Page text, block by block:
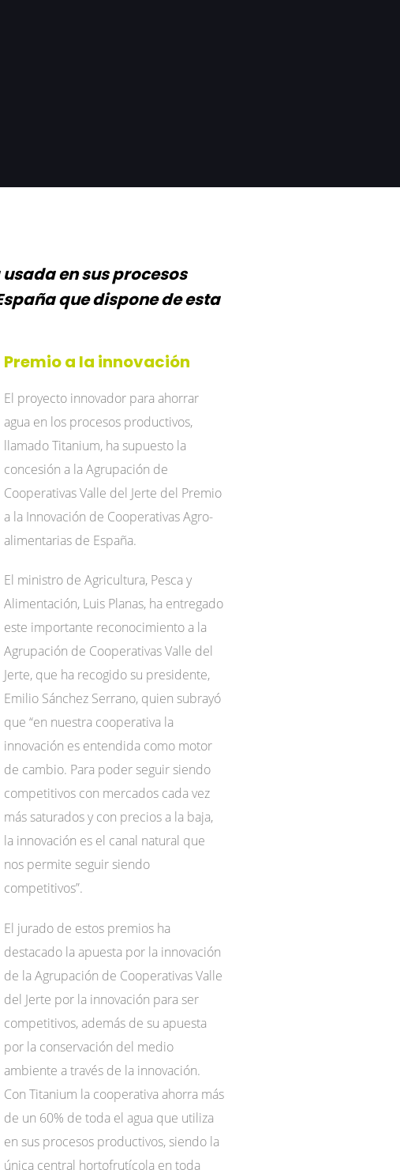
en sus procesos
que dispone de esta
Premio a la innovación
El proyecto innovador para ahorrar
agua en los procesos productivos,
llamado Titanium, ha supuesto la
concesión a la Agrupación de
Cooperativas Valle del Jerte del Premio
a la Innovación de Cooperativas Agro-
alimentarias de España.
El ministro de Agricultura, Pesca y
Alimentación, Luis Planas, ha entregado
este importante reconocimiento a la
Agrupación de Cooperativas Valle del
Jerte, que ha recogido su presidente,
Emilio Sánchez Serrano, quien subrayó
que “en nuestra cooperativa la
innovación es entendida como motor
de cambio. Para poder seguir siendo
competitivos con mercados cada vez
más saturados y con precios a la baja,
la innovación es el canal natural que
nos permite seguir siendo
competitivos”.
El jurado de estos premios ha
destacado la apuesta por la innovación
de la Agrupación de Cooperativas Valle
del Jerte por la innovación para ser
competitivos, además de su apuesta
por la conservación del medio
ambiente a través de la innovación.
Con Titanium la cooperativa ahorra más
de un 60% de toda el agua que utiliza
en sus procesos productivos, siendo la
única central hortofrutícola en toda